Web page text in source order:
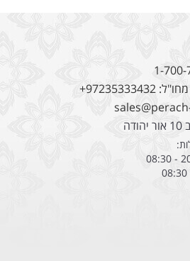
1-
מחו"ל: +97235333432